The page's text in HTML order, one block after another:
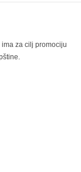
za cilj promociju